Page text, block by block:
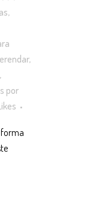
,
,
,
por